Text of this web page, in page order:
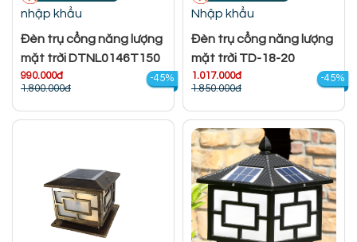
nhập khẩu
Đèn trụ cổng năng lượng
mặt trời DTNL0146T150
990.000đ
1.800.000đ
-45%
Nhập khẩu
Đèn trụ cổng năng lượng
mặt trời TD-18-20
1.017.000đ
1.850.000đ
-45%